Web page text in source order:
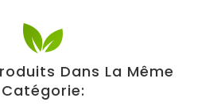
Dans La Même
Catégorie: